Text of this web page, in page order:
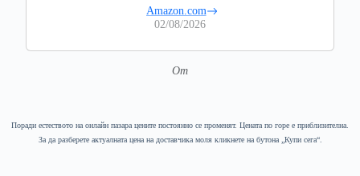
Amazon.com
02/08/2026
От
Поради естеството на онлайн пазара цените постоянно се променят. Цената по горе е приблизителна.
За да разберете актуалната цена на доставчика моля кликнете на бутона „Купи сега“.